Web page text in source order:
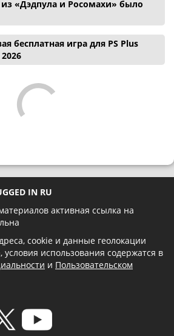
«Дэдпула и Росомахи» было
бесплатная игра для PS Plus
IN RU
активная ссылка на
cookie и данные геолокации
условия использования содержатся в
и Пользовательском